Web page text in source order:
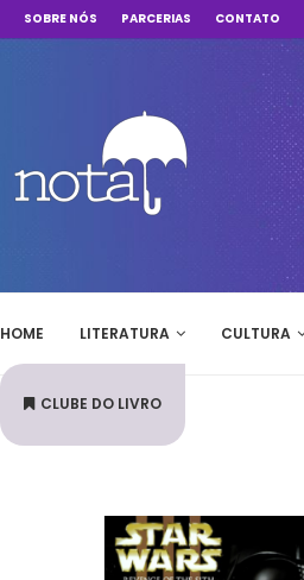
SOBRE NÓS PARCERIAS CONTATO
HOME LITERATURA CULTURA
CLUBE DO LIVRO